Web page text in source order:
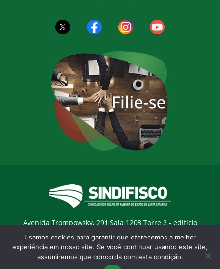
Avenida Trompowsky, 291 Sala 1203 Torre 2 - edifício
Trompowsky Corporate - Centro - Florianopólis / SC - CEP:
88015-300 |E-mail:sindifisco@sindifisco.org.br
Desenvolvido pelaagência Marketing Objetivo
Usamos cookies para garantir que oferecemos a melhor
experiência em nosso site. Se você continuar usando este site,
assumiremos que concorda com esta condição.